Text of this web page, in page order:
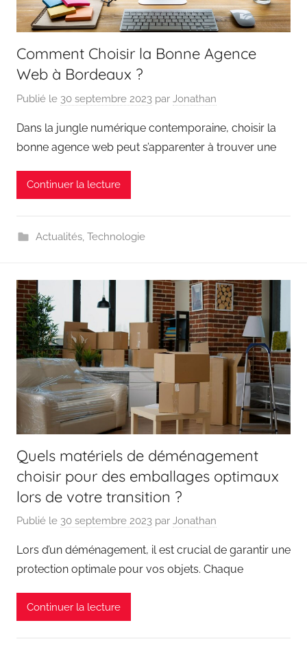
Comment Choisir la Bonne Agence
Web à Bordeaux ?
Publié le 30 septembre 2023 par Jonathan
Dans la jungle numérique contemporaine, choisir la
bonne agence web peut s’apparenter à trouver une
Continuer la lecture
Actualités, Technologie
Quels matériels de déménagement
choisir pour des emballages optimaux
lors de votre transition ?
Publié le 30 septembre 2023 par Jonathan
Lors d’un déménagement, il est crucial de garantir une
protection optimale pour vos objets. Chaque
Continuer la lecture